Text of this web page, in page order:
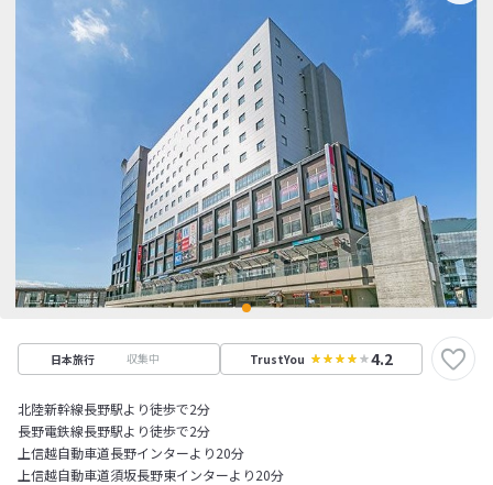
日本旅行 収集中 TrustYou 4.2
北陸新幹線長野駅より徒歩で2分
長野電鉄線長野駅より徒歩で2分
上信越自動車道長野インターより20分
上信越自動車道須坂長野東インターより20分